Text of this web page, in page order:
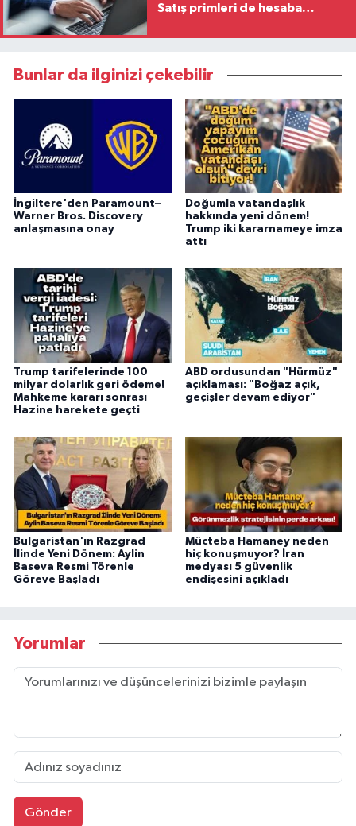
Satış primleri de hesaba
Bunlar da ilginizi çekebilir
İngiltere'den Paramount–
Warner Bros. Discovery
anlaşmasına onay
Doğumla vatandaşlık
hakkında yeni dönem!
Trump iki kararnameye imza
attı
Trump tarifelerinde 100
milyar dolarlık geri ödeme!
Mahkeme kararı sonrası
Hazine harekete geçti
ABD ordusundan "Hürmüz"
açıklaması: "Boğaz açık,
geçişler devam ediyor"
Bulgaristan'ın Razgrad
İlinde Yeni Dönem: Aylin
Baseva Resmi Törenle
Göreve Başladı
Mücteba Hamaney neden
hiç konuşmuyor? İran
medyası 5 güvenlik
endişesini açıkladı
Yorumlar
Gönder